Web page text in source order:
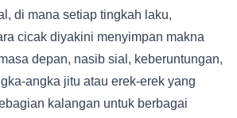
di mana setiap tingkah laku,
cicak diyakini menyimpan makna
depan, nasib sial, keberuntungan,
angka jitu atau erek-erek yang
kalangan untuk berbagai